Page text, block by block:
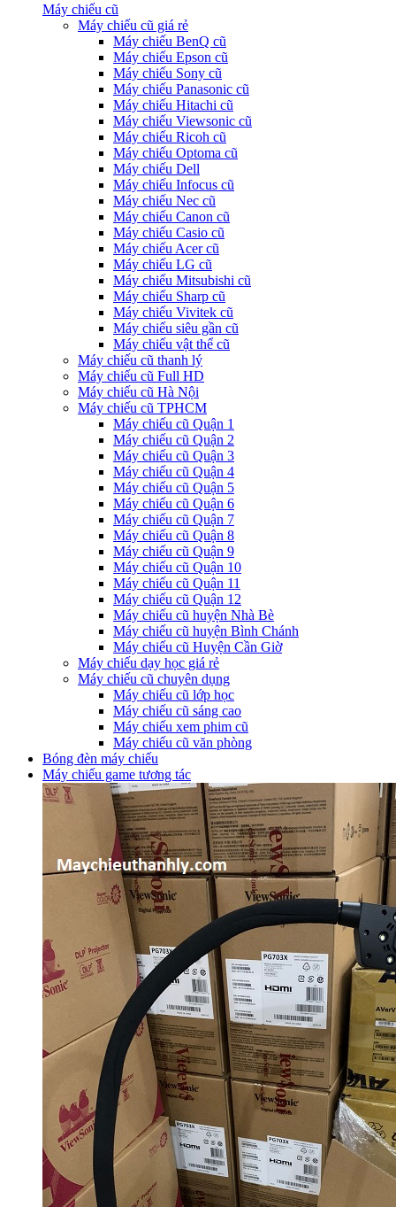
Máy chiếu cũ
Máy chiếu cũ giá rẻ
Máy chiếu BenQ cũ
Máy chiếu Epson cũ
Máy chiếu Sony cũ
Máy chiếu Panasonic cũ
Máy chiếu Hitachi cũ
Máy chiếu Viewsonic cũ
Máy chiếu Ricoh cũ
Máy chiếu Optoma cũ
Máy chiếu Dell
Máy chiếu Infocus cũ
Máy chiếu Nec cũ
Máy chiếu Canon cũ
Máy chiếu Casio cũ
Máy chiếu Acer cũ
Máy chiếu LG cũ
Máy chiếu Mitsubishi cũ
Máy chiếu Sharp cũ
Máy chiếu Vivitek cũ
Máy chiếu siêu gần cũ
Máy chiếu vật thể cũ
Máy chiếu cũ thanh lý
Máy chiếu cũ Full HD
Máy chiếu cũ Hà Nội
Máy chiếu cũ TPHCM
Máy chiếu cũ Quận 1
Máy chiếu cũ Quận 2
Máy chiếu cũ Quận 3
Máy chiếu cũ Quận 4
Máy chiếu cũ Quận 5
Máy chiếu cũ Quận 6
Máy chiếu cũ Quận 7
Máy chiếu cũ Quận 8
Máy chiếu cũ Quận 9
Máy chiếu cũ Quận 10
Máy chiếu cũ Quận 11
Máy chiếu cũ Quận 12
Máy chiếu cũ huyện Nhà Bè
Máy chiếu cũ huyện Bình Chánh
Máy chiếu cũ Huyện Cần Giờ
Máy chiếu dạy học giá rẻ
Máy chiếu cũ chuyên dụng
Máy chiếu cũ lớp học
Máy chiếu cũ sáng cao
Máy chiếu xem phim cũ
Máy chiếu cũ văn phòng
Bóng đèn máy chiếu
Máy chiếu game tương tác